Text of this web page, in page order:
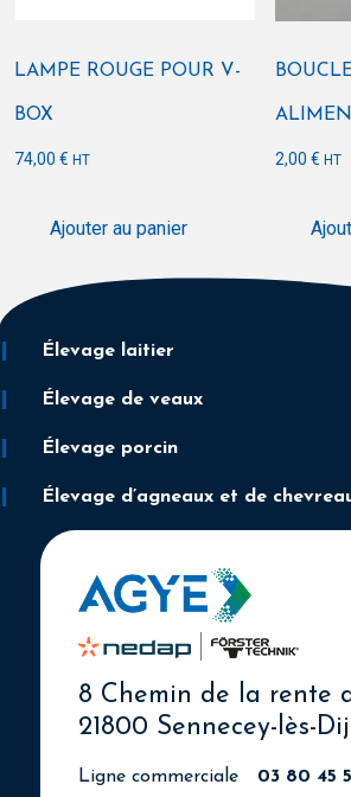
LAMPE ROUGE POUR V-
BOX
74,00 € HT
Ajouter au panier
2,00€ HT
Élevage laitier
Élevage de veaux
Élevage porcin
Élevage d’agneaux et de
8 Chemin de la rente
21800 Sennecey-lès-
Ligne commerciale 03 80 45